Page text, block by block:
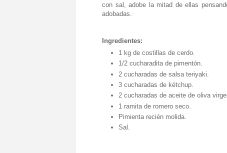
con sal, adobe la mitad de ellas
adobadas.
Ingredientes:
1 kg de costillas de cerdo.
1/2 cucharadita de pimentón.
2 cucharadas de salsa teriyaki.
3 cucharadas de kétchup.
2 cucharadas de aceite de oliva
1 ramita de romero seco.
Pimienta recién molida.
Sal.